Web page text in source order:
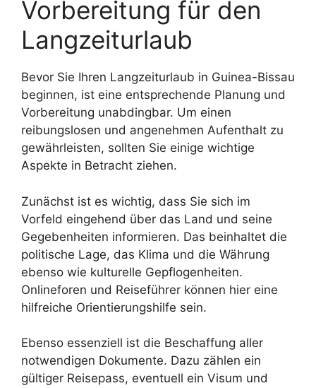
Vorbereitung für den
Langzeiturlaub
Bevor Sie Ihren Langzeiturlaub in Guinea-Bissau
beginnen, ist eine entsprechende Planung und
Vorbereitung unabdingbar. Um einen
reibungslosen und angenehmen Aufenthalt zu
gewährleisten, sollten Sie einige wichtige
Aspekte in Betracht ziehen.
Zunächst ist es wichtig, dass Sie sich im
Vorfeld eingehend über das Land und seine
Gegebenheiten informieren. Das beinhaltet die
politische Lage, das Klima und die Währung
ebenso wie kulturelle Gepflogenheiten.
Onlineforen und Reiseführer können hier eine
hilfreiche Orientierungshilfe sein.
Ebenso essenziell ist die Beschaffung aller
notwendigen Dokumente. Dazu zählen ein
gültiger Reisepass, eventuell ein Visum und